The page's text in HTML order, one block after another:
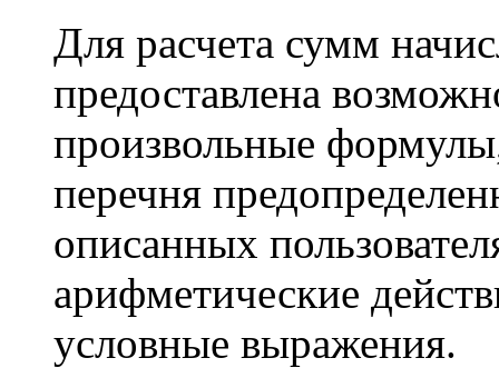
Для расчета сумм
предоставлена
произвольные
перечня
описанных
арифметические
условные выражения.